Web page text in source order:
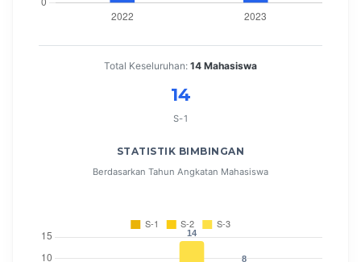
Total Keseluruhan: 14 Mahasiswa
14
S-1
STATISTIK BIMBINGAN
Berdasarkan Tahun Angkatan Mahasiswa